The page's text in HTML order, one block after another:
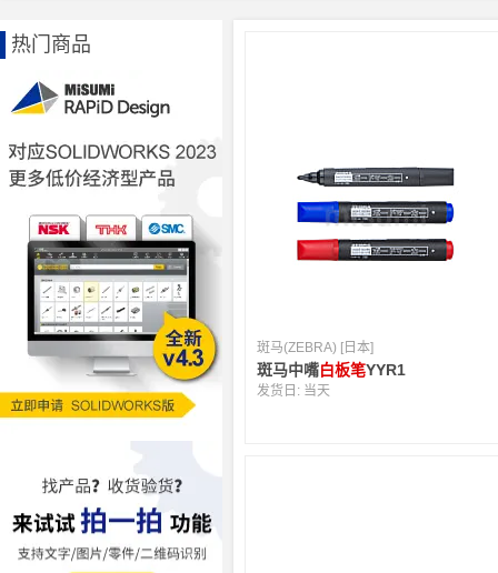
热门商品
斑马(ZEBRA) [日本]
斑马中嘴白板笔YYR1
发货日: 当天